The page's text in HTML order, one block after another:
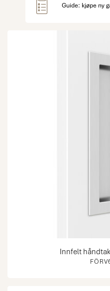
Guide: kjøpe ny
Innfelt